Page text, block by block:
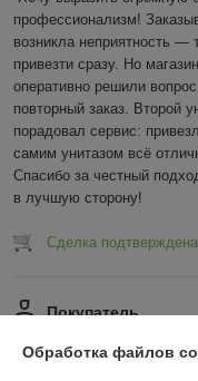
профессионализм!
возникла неприятность —
привезти сразу. Но
оперативно решили
повторный заказ. Второй
порадовал сервис:
самим унитазом всё
Спасибо за честный
в лучшую сторону!
Сделка
Покупатель
Обработка файлов